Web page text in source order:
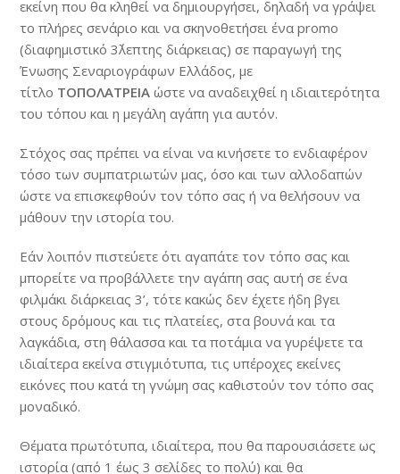
εκείνη που θα κληθεί να δημιουργήσει, δηλαδή να γράψει
το πλήρες σενάριο και να σκηνοθετήσει ένα promo
(διαφημιστικό 3΄λεπτης διάρκειας) σε παραγωγή της
Ένωσης Σεναριογράφων Ελλάδος, με
τίτλο ΤΟΠΟΛΑΤΡΕΙΑώστε να αναδειχθεί η ιδιαιτερότητα
του τόπου και η μεγάλη αγάπη για αυτόν.
Στόχος σας πρέπει να είναι να κινήσετε το ενδιαφέρον
τόσο των συμπατριωτών μας, όσο και των αλλοδαπών
ώστε να επισκεφθούν τον τόπο σας ή να θελήσουν να
μάθουν την ιστορία του.
Εάν λοιπόν πιστεύετε ότι αγαπάτε τον τόπο σας και
μπορείτε να προβάλλετε την αγάπη σας αυτή σε ένα
φιλμάκι διάρκειας 3’, τότε κακώς δεν έχετε ήδη βγει
στους δρόμους και τις πλατείες, στα βουνά και τα
λαγκάδια, στη θάλασσα και τα ποτάμια να γυρέψετε τα
ιδιαίτερα εκείνα στιγμιότυπα, τις υπέροχες εκείνες
εικόνες που κατά τη γνώμη σας καθιστούν τον τόπο σας
μοναδικό.
Θέματα πρωτότυπα, ιδιαίτερα, που θα παρουσιάσετε ως
ιστορία (από 1 έως 3 σελίδες το πολύ) και θα